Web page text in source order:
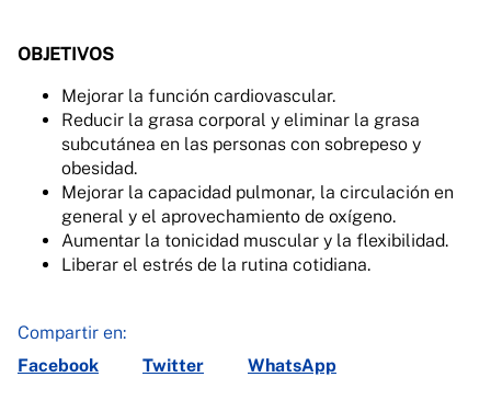
OBJETIVOS
Mejorar la función cardiovascular.
Reducir la grasa corporal y eliminar la grasa
subcutánea en las personas con sobrepeso y
obesidad.
Mejorar la capacidad pulmonar, la circulación en
general y el aprovechamiento de oxígeno.
Aumentar la tonicidad muscular y la flexibilidad.
Liberar el estrés de la rutina cotidiana.
Compartir en:
Facebook
Twitter WhatsApp